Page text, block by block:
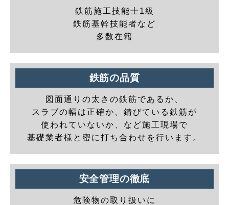
鉄筋施工技能士1級
鉄筋基幹技能者など
多数在籍
鉄筋の品質
図面通りの太さの鉄筋であるか、
スラブの幅は正確か、錆びている鉄筋が
使われていないか、など施工現場で
基礎業者様と密に打ち合わせを行います。
安全管理の徹底
危険物の取り扱いに